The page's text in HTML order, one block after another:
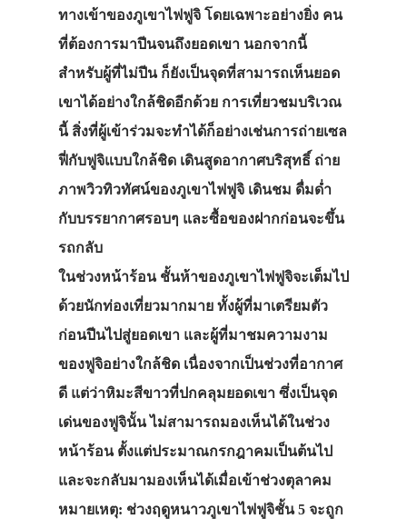
ทางเข้าของภูเขาไฟฟูจิ โดยเฉพาะอย่างยิ่ง คน
ที่ต้องการมาปีนจนถึงยอดเขา นอกจากนี้
สำหรับผู้ที่ไม่ปีน ก็ยังเป็นจุดที่สามารถเห็นยอด
เขาได้อย่างใกล้ชิดอีกด้วย การเที่ยวชมบริเวณ
นี้ สิ่งที่ผู้เข้าร่วมจะทำได้ก็อย่างเช่นการถ่ายเซล
ฟี่กับฟูจิแบบใกล้ชิด เดินสูดอากาศบริสุทธิ์ ถ่าย
ภาพวิวทิวทัศน์ของภูเขาไฟฟูจิ เดินชม ดื่มด่ำ
กับบรรยากาศรอบๆ และซื้อของฝากก่อนจะขึ้น
รถกลับ
ในช่วงหน้าร้อน ชั้นห้าของภูเขาไฟฟูจิจะเต็มไป
ด้วยนักท่องเที่ยวมากมาย ทั้งผู้ที่มาเตรียมตัว
ก่อนปีนไปสู่ยอดเขา และผู้ที่มาชมความงาม
ของฟูจิอย่างใกล้ชิด เนื่องจากเป็นช่วงที่อากาศ
ดี แต่ว่าหิมะสีขาวที่ปกคลุมยอดเขา ซึ่งเป็นจุด
เด่นของฟูจินั้น ไม่สามารถมองเห็นได้ในช่วง
หน้าร้อน ตั้งแต่ประมาณกรกฎาคมเป็นต้นไป
และจะกลับมามองเห็นได้เมื่อเข้าช่วงตุลาคม
หมายเหตุ: ช่วงฤดูหนาวภูเขาไฟฟูจิชั้น 5 จะถูก